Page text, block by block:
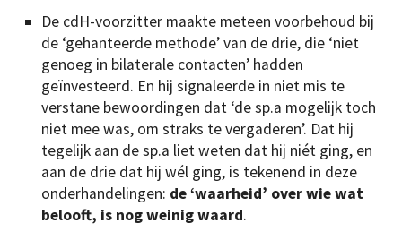
De cdH-voorzitter maakte meteen voorbehoud bij
de ‘gehanteerde methode’ van de drie, die ‘niet
genoeg in bilaterale contacten’ hadden
geïnvesteerd. En hij signaleerde in niet mis te
verstane bewoordingen dat ‘de sp.a mogelijk toch
niet mee was, om straks te vergaderen’. Dat hij
tegelijk aan de sp.a liet weten dat hij niét ging, en
aan de drie dat hij wél ging, is tekenend in deze
onderhandelingen: de ‘waarheid’ over wie wat
belooft, is nog weinig waard.